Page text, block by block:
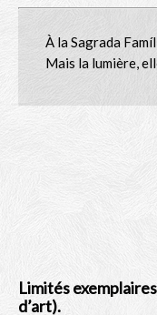
À la Sagrada
Mais la lumière,
Limités
d’art).